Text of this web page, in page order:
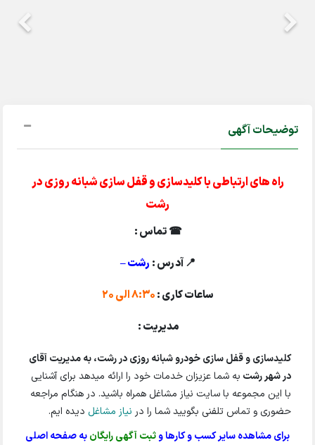
توضیحات آگهی
راه های ارتباطی با کلیدسازی و قفل سازی شبانه روزی در
رشت
☎ تماس :
📍 آدرس : رشت –
ساعات کاری :8:30 الی 20
مدیریت :
کلیدسازی و قفل سازی خودرو شبانه روزی در رشت، به مدیریت آقای
در شهر رشت به شما عزیزان خدمات خود را ارائه میدهد برای آشنایی
با این مجموعه با سایت نیاز مشاغل همراه باشید. در هنگام مراجعه
حضوری و تماس تلفنی بگویید شما را در نیاز مشاغل دیده ایم.
برای مشاهده سایر کسب و کارها وثبت آگهی رایگانبه صفحه اصلی